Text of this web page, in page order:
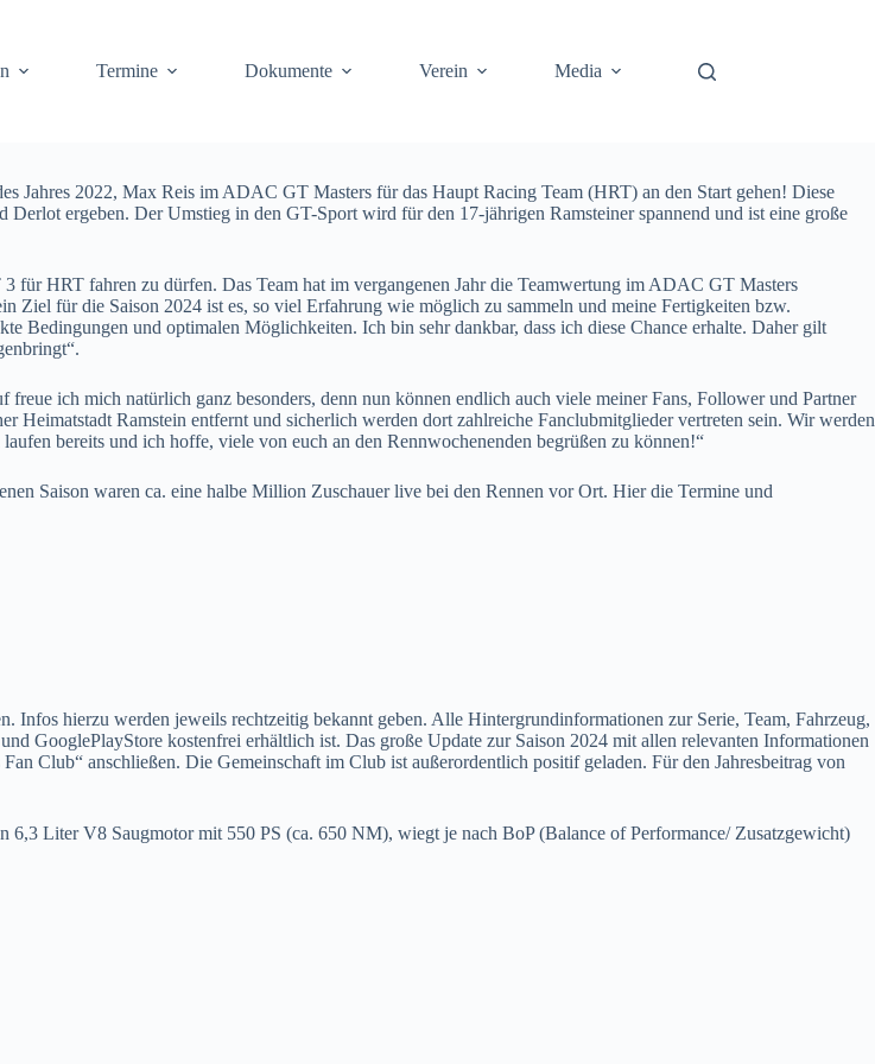
Termine Dokumente Verein Media
2022, Max Reis im ADAC GT Masters für das Haupt Racing Team (HRT) an den Start gehen! Diese
ergeben. Der Umstieg in den GT-Sport wird für den 17-jährigen Ramsteiner spannend und ist eine große
für HRT fahren zu dürfen. Das Team hat im vergangenen Jahr die Teamwertung im ADAC GT Masters
für die Saison 2024 ist es, so viel Erfahrung wie möglich zu sammeln und meine Fertigkeiten bzw.
Bedingungen und optimalen Möglichkeiten. Ich bin sehr dankbar, dass ich diese Chance erhalte. Daher gilt
ich mich natürlich ganz besonders, denn nun können endlich auch viele meiner Fans, Follower und Partner
Ramstein entfernt und sicherlich werden dort zahlreiche Fanclubmitglieder vertreten sein. Wir werden
bereits und ich hoffe, viele von euch an den Rennwochenenden begrüßen zu können!“
Saison waren ca. eine halbe Million Zuschauer live bei den Rennen vor Ort. Hier die Termine und
hierzu werden jeweils rechtzeitig bekannt geben. Alle Hintergrundinformationen zur Serie, Team, Fahrzeug,
GooglePlayStore kostenfrei erhältlich ist. Das große Update zur Saison 2024 mit allen relevanten Informationen
Club“ anschließen. Die Gemeinschaft im Club ist außerordentlich positif geladen. Für den Jahresbeitrag von
Liter V8 Saugmotor mit 550 PS (ca. 650 NM), wiegt je nach BoP (Balance of Performance/ Zusatzgewicht)